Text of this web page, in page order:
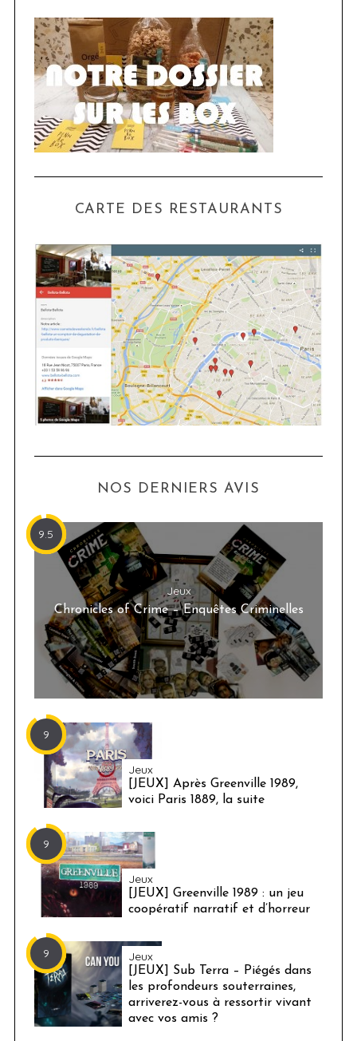
CARTE DES RESTAURANTS
NOS DERNIERS AVIS
9.5
Jeux
Chronicles of Crime – Enquêtes Criminelles
9
Jeux
[JEUX] Après Greenville 1989,
voici Paris 1889, la suite
9
Jeux
[JEUX] Greenville 1989 : un jeu
coopératif narratif et d’horreur
9 Jeux
[JEUX] Sub Terra – Piégés dans
les profondeurs souterraines,
arriverez-vous à ressortir vivant
avec vos amis ?